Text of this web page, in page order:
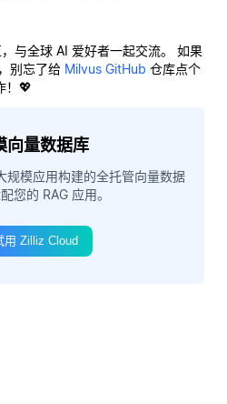
与全球 AI 爱好者一起交流。 如果
别忘了给 Milvus GitHub 仓库点个
！💖
向量数据库
模应用构建的全托管向量数据
您的 RAG 应用。
用 Zilliz Cloud